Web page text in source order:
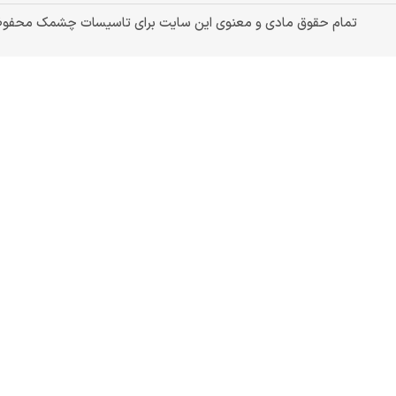
تمام حقوق مادی و معنوی این سایت برای تاسیسات چشمک